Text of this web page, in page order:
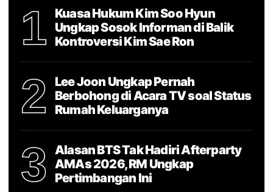
1
Kuasa Hukum Kim Soo Hyun
Ungkap Sosok Informan di Balik
Kontroversi Kim Sae Ron
2
Lee Joon Ungkap Pernah
Berbohong di Acara TV soal Status
Rumah Keluarganya
3
Alasan BTS Tak Hadiri Afterparty
AMAs 2026, RM Ungkap
Pertimbangan Ini